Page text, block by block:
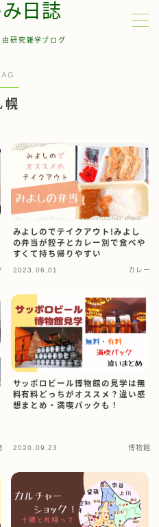
み日誌
研究雑学ブログ
幌
みよしのでテイクアウト!みよし
の弁当が餃子とカレー別で食べや
すくて持ち帰りやすい
2023.06.01 カレー
サッポロビール博物館の見学は無
料有料どっちがオススメ？違い感
想まとめ・満喫パックも！
2020.09.23 博物館